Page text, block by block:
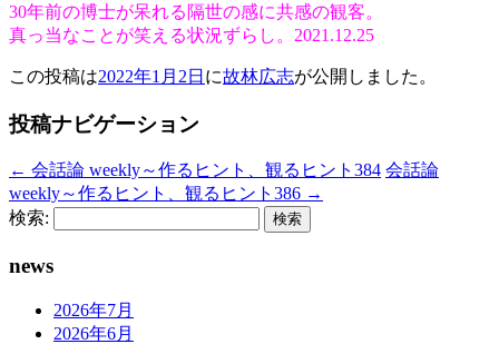
30年前の博士が呆れる隔世の感に共感の観客。
真っ当なことが笑える状況ずらし。2021.12.25
この投稿は2022年1月2日 に故林広志が公開しました 。
投稿ナビゲーション
← 会話論 weekly～作るヒント、観るヒント384 会話論
weekly～作るヒント、観るヒント386 →
検索:
news
2026年7月
2026年6月